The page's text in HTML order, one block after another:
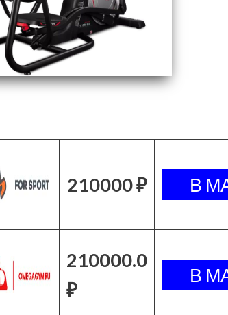
210000 ₽
210000.0
₽